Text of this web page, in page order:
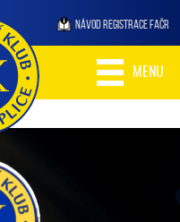
NÁVOD REGISTRACE FAČR
MENU